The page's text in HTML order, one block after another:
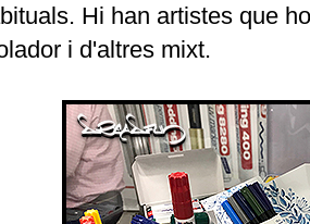
Hi han artistes que
i d'altres mixt.